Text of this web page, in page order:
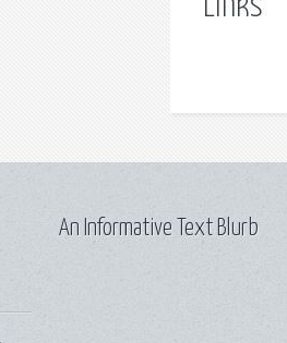
An Informative Text Blurb